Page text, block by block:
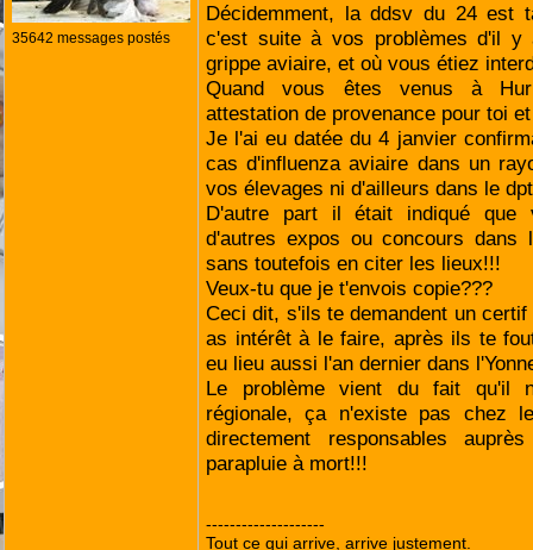
35642 messages postés
Décidemment, la ddsv du 24 est
c'est suite à vos problèmes d'il y
grippe aviaire, et où vous étiez
Quand vous êtes venus à
attestation de provenance pour toi
Je l'ai eu datée du 4 janvier
cas d'influenza aviaire dans un
vos élevages ni d'ailleurs dans le
D'autre part il était indiqué que
d'autres expos ou concours dans
sans toutefois en citer les lieux!!!
Veux-tu que je t'envois copie???
Ceci dit, s'ils te demandent un
as intérêt à le faire, après ils te
eu lieu aussi l'an dernier dans
Le problème vient du fait qu'il
régionale, ça n'existe pas chez
directement responsables
parapluie à mort!!!
--------------------
Tout ce qui arrive, arrive justement.